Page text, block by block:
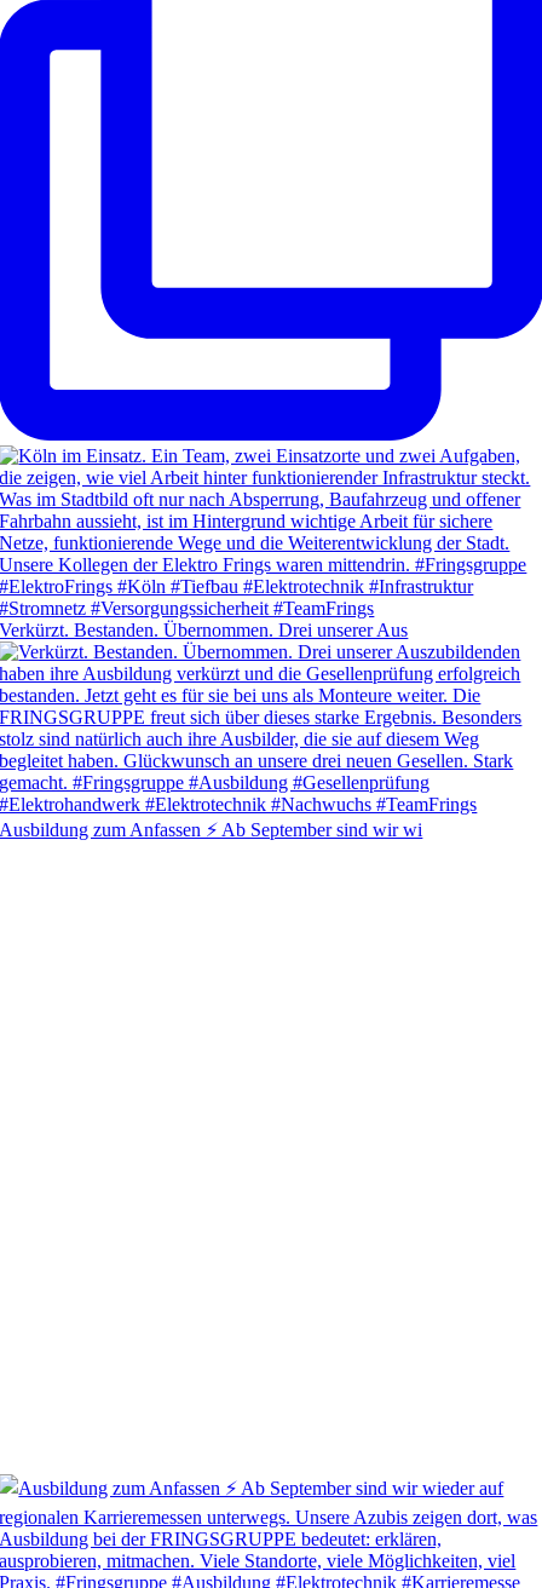
Verkürzt. Bestanden. Übernommen. Drei unserer Aus
Ausbildung zum Anfassen ⚡ Ab September sind wir wi